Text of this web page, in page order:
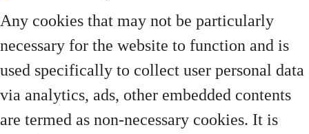
Any cookies that may not be particularly
necessary for the website to function and is
used specifically to collect user personal data
via analytics, ads, other embedded contents
are termed as non-necessary cookies. It is